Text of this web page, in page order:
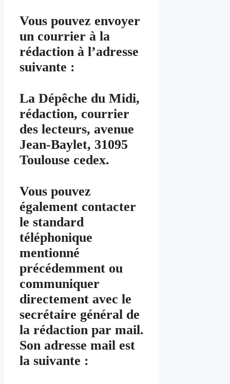
Vous pouvez envoyer
un courrier à la
rédaction à l’adresse
suivante :
La Dépêche du Midi,
rédaction, courrier
des lecteurs, avenue
Jean-Baylet, 31095
Toulouse cedex.
Vous pouvez
également contacter
le standard
téléphonique
mentionné
précédemment ou
communiquer
directement avec le
secrétaire général de
la rédaction par mail.
Son adresse mail est
la suivante :